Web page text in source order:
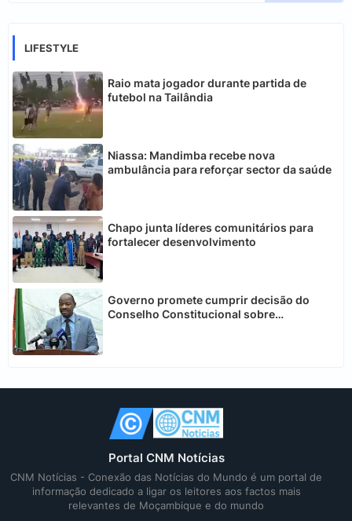
LIFESTYLE
Raio mata jogador durante partida de
futebol na Tailândia
Niassa: Mandimba recebe nova
ambulância para reforçar sector da saúde
Chapo junta líderes comunitários para
fortalecer desenvolvimento
Governo promete cumprir decisão do
Conselho Constitucional sobre
Portal CNM Notícias
CNM Notícias - Conexão das Notícias do Mundo é um portal de
informação dedicado a ligar os leitores aos factos mais
relevantes de Moçambique e do mundo